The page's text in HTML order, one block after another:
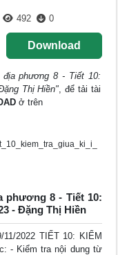
492 0
Download
địa phương 8 - Tiết 10:
Thị Hiền", để tải tài
ở trên
phương 8 - Tiết 10:
- Đặng Thị Hiền
2022 TIẾT 10: KIỂM
- Kiểm tra nội dung từ